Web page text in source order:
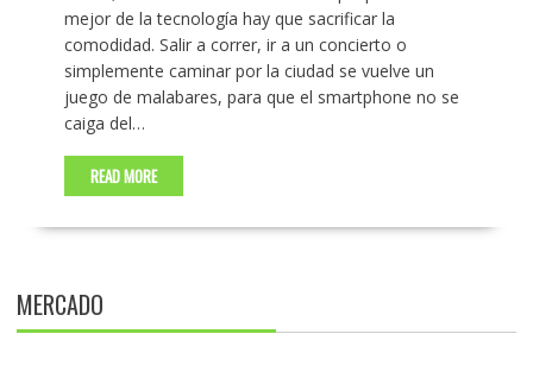
mejor de la tecnología hay que sacrificar la
comodidad. Salir a correr, ir a un concierto o
simplemente caminar por la ciudad se vuelve un
juego de malabares, para que el smartphone no se
caiga del…
READ MORE
MERCADO